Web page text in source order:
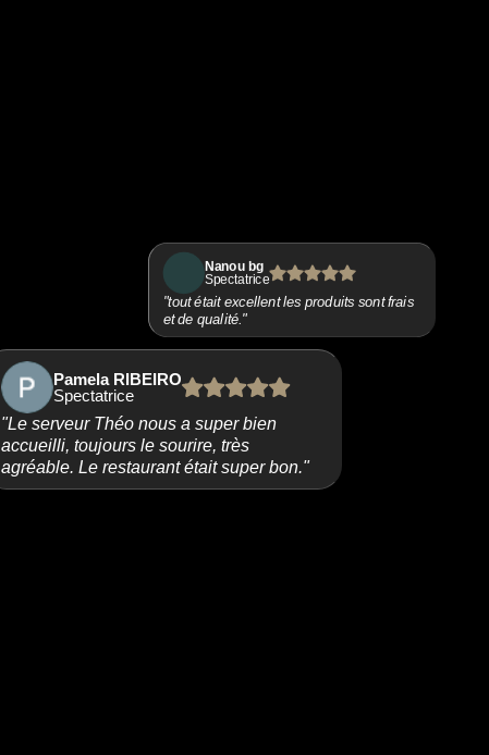
Nanou bg
Spectatrice
"tout était excellent les produits sont frais
et de qualité."
Pamela RIBEIRO
Spectatrice
"Le serveur Théo nous a super bien
accueilli, toujours le sourire, très
agréable. Le restaurant était super bon."